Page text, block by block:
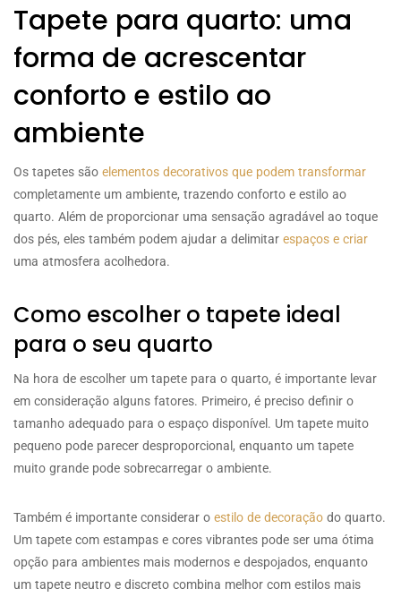
Tapete para quarto: uma
forma de acrescentar
conforto e estilo ao
ambiente
Os tapetes são elementos decorativos que podem transformar
completamente um ambiente, trazendo conforto e estilo ao
quarto. Além de proporcionar uma sensação agradável ao toque
dos pés, eles também podem ajudar a delimitar espaços e criar
uma atmosfera acolhedora.
Como escolher o tapete ideal
para o seu quarto
Na hora de escolher um tapete para o quarto, é importante levar
em consideração alguns fatores. Primeiro, é preciso definir o
tamanho adequado para o espaço disponível. Um tapete muito
pequeno pode parecer desproporcional, enquanto um tapete
muito grande pode sobrecarregar o ambiente.
Também é importante considerar o estilo de decoração do quarto.
Um tapete com estampas e cores vibrantes pode ser uma ótima
opção para ambientes mais modernos e despojados, enquanto
um tapete neutro e discreto combina melhor com estilos mais